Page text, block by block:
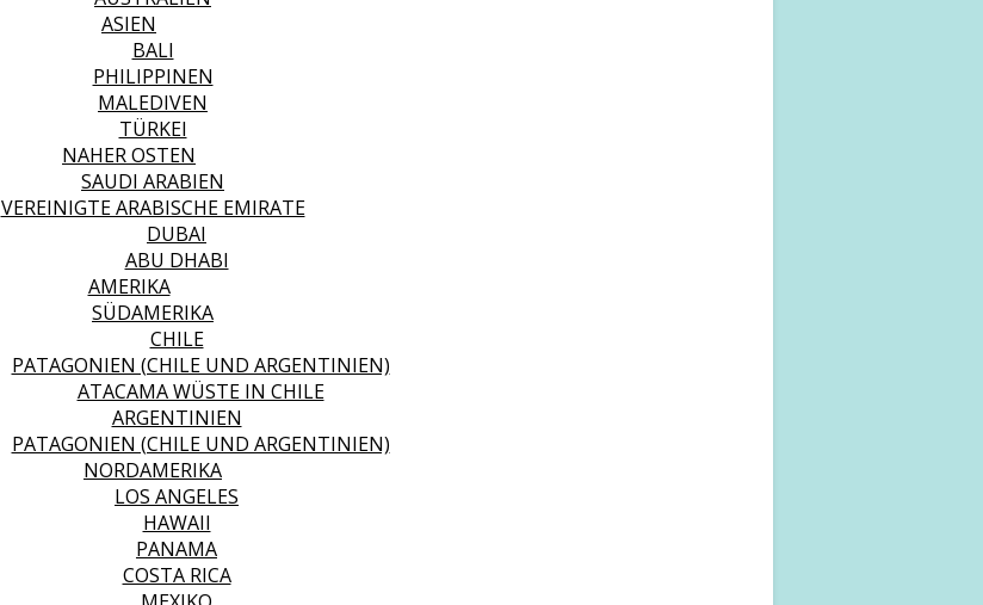
ASIEN
BALI
PHILIPPINEN
MALEDIVEN
TÜRKEI
NAHER OSTEN
SAUDI ARABIEN
VEREINIGTE ARABISCHE EMIRATE
DUBAI
ABU DHABI
AMERIKA
SÜDAMERIKA
CHILE
PATAGONIEN (CHILE UND ARGENTINIEN)
ATACAMA WÜSTE IN CHILE
ARGENTINIEN
PATAGONIEN (CHILE UND ARGENTINIEN)
NORDAMERIKA
LOS ANGELES
HAWAII
PANAMA
COSTA RICA